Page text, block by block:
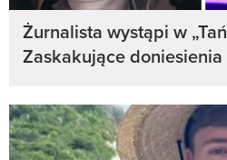
Żurnalista wystąpi w
Zaskakujące doniesienia